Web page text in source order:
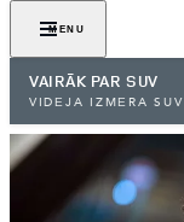
MENU
VAIRĀK PAR SUV
VIDĒJA IZMĒRA SUV